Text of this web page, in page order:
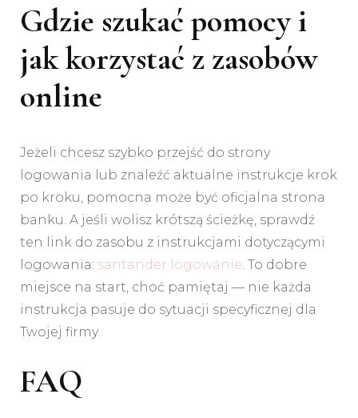
Gdzie szukać pomocy i
jak korzystać z zasobów
online
Jeżeli chcesz szybko przejść do strony
logowania lub znaleźć aktualne instrukcje krok
po kroku, pomocna może być oficjalna strona
banku. A jeśli wolisz krótszą ścieżkę, sprawdź
ten link do zasobu z instrukcjami dotyczącymi
logowania: santander logowanie . To dobre
miejsce na start, choć pamiętaj — nie każda
instrukcja pasuje do sytuacji specyficznej dla
Twojej firmy.
FAQ